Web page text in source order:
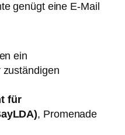
genügt eine E-Mail
ein
zuständigen
für
, Promenade